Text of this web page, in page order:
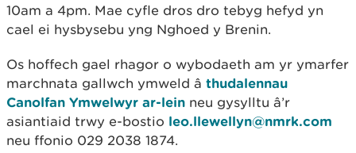
10am a 4pm. Mae cyfle dros dro tebyg hefyd yn
cael ei hysbysebu yng Nghoed y Brenin.
Os hoffech gael rhagor o wybodaeth am yr ymarfer
marchnata gallwch ymweld â thudalennau
Canolfan Ymwelwyr ar-lein neu gysylltu â’r
asiantiaid trwy e-bostio leo.llewellyn@nmrk.com
neu ffonio 029 2038 1874.